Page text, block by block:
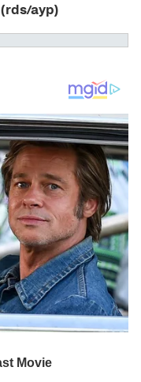
(rds/ayp)